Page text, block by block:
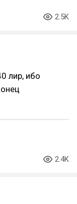
2.5K
лир, ибо
2.4K